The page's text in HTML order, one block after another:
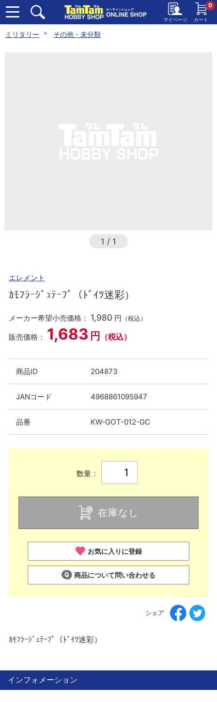
マイページ カート
0
ミリタリー その他・未分類
1 / 1
エレメント
ｶﾓﾌﾗｰｼﾞｭﾃｰﾌﾟ（ﾄﾞｲﾂ迷彩）
メーカー希望小売価格： 1,980 円 （税込）
販売価格： 1,683 円 （税込）
商品ID 204873
JANコード 4968861095947
品番 KW-GOT-012-GC
数量：
在庫なし
お気に入りに登録
商品について問い合わせる
シェア
ｶﾓﾌﾗｰｼﾞｭﾃｰﾌﾟ（ﾄﾞｲﾂ迷彩）
インフォメーション